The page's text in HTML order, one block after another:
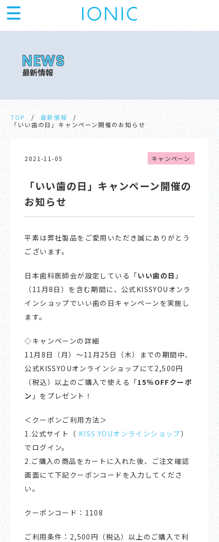
最新情報
TOP
最新情報
「いい歯の日」キャンペーン開催のお知らせ
2021-11-05 キャンペーン
「いい歯の日」キャンペーン開催の
お知らせ
平素は弊社製品をご愛用いただき誠にありがとう
ございます。
日本歯科医師会が設定している「いい歯の日 」
（11月8日）を含む期間に、公式KISSYOUオンラ
インショップでいい歯の日キャンペーンを実施し
ます。
◇キャンペーンの詳細
11月8日（月）～11月25日（木）までの期間中、
公式KISSYOUオンラインショップにて2,500円
（税込）以上のご購入で使える「15％OFFクーポ
ン 」をプレゼント！
＜クーポンご利用方法＞
1.公式サイト（ KISS YOUオンラインショップ）
でログイン。
2.ご購入の商品をカートに入れた後、ご注文確認
画面にて下記クーポンコードを入力してくださ
い。
クーポンコード：1108
ご利用条件：2,500円（税込）以上のご購入で利